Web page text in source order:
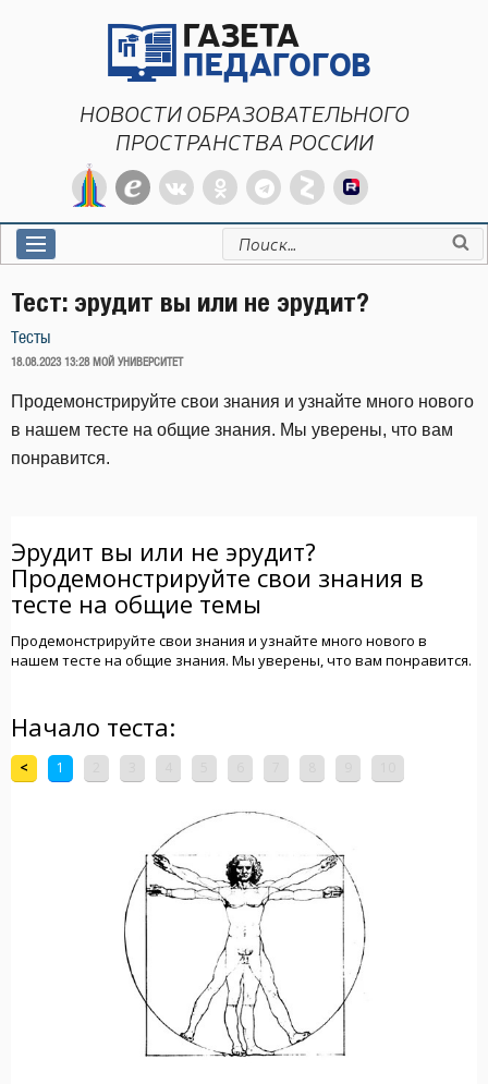
НОВОСТИ ОБРАЗОВАТЕЛЬНОГО
ПРОСТРАНСТВА РОССИИ
Искать:
Тест: эрудит вы или не эрудит?
Тесты
ОПУБЛИКОВАНО
18.08.2023 13:28 МОЙ УНИВЕРСИТЕТ
Продемонстрируйте свои знания и узнайте много нового
в нашем тесте на общие знания. Мы уверены, что вам
понравится.